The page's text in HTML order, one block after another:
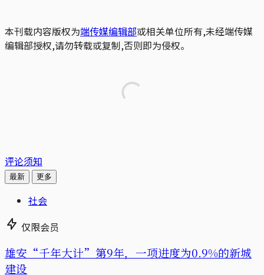
本刊载内容版权为端传媒编辑部或相关单位所有,未经端传媒
编辑部授权,请勿转载或复制,否则即为侵权。
评论须知
最新 更多
社会
仅限会员
雄安“千年大计”第9年，一项进度为0.9%的新城
建设